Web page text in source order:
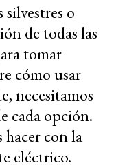
o
de todas las
tomar
cómo usar
necesitamos
cada opción.
hacer con la
eléctrico.